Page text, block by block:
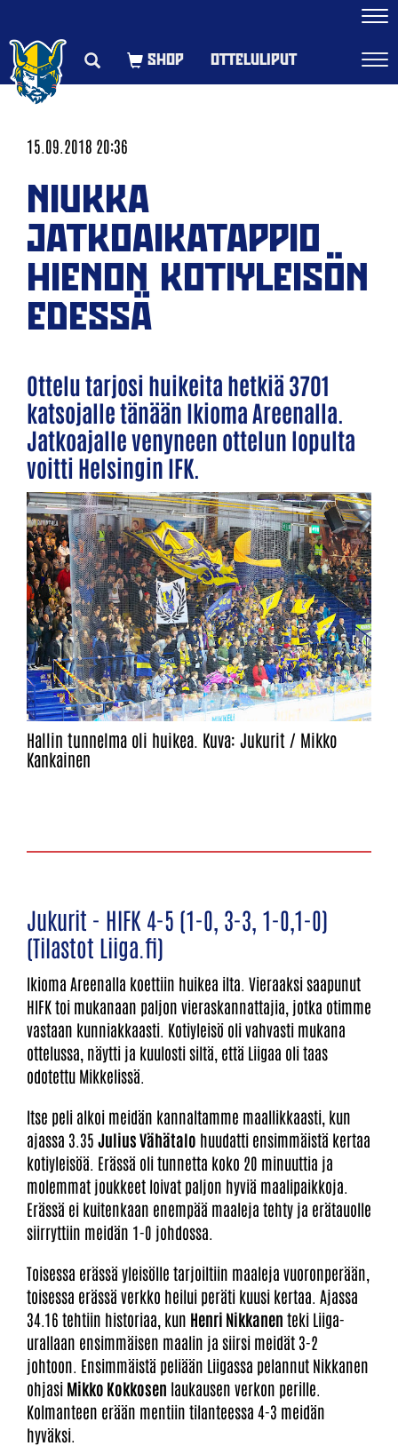
OTTELULIPUT
15.09.2018 20:36
NIUKKA
JATKOAIKATAPPIO
HIENON KOTIYLEISÖN
EDESSÄ
Ottelu tarjosi huikeita hetkiä 3701
katsojalle tänään Ikioma Areenalla.
Jatkoajalle venyneen ottelun lopulta
voitti Helsingin IFK.
Hallin tunnelma oli huikea. Kuva: Jukurit / Mikko
Kankainen
Jukurit - HIFK 4-5 (1-0, 3-3, 1-0,1-0)
(Tilastot Liiga.fi)
Ikioma Areenalla koettiin huikea ilta. Vieraaksi saapunut
HIFK toi mukanaan paljon vieraskannattajia, jotka otimme
vastaan kunniakkaasti. Kotiyleisö oli vahvasti mukana
ottelussa, näytti ja kuulosti siltä, että Liigaa oli taas
odotettu Mikkelissä.
Itse peli alkoi meidän kannaltamme maallikkaasti, kun
ajassa 3.35 Julius Vähätalo huudatti ensimmäistä kertaa
kotiyleisöä. Erässä oli tunnetta koko 20 minuuttia ja
molemmat joukkeet loivat paljon hyviä maalipaikkoja.
Erässä ei kuitenkaan enempää maaleja tehty ja erätauolle
siirryttiin meidän 1-0 johdossa.
Toisessa erässä yleisölle tarjoiltiin maaleja vuoronperään,
toisessa erässä verkko heilui peräti kuusi kertaa. Ajassa
34.16 tehtiin historiaa, kun Henri Nikkanen teki Liiga-
urallaan ensimmäisen maalin ja siirsi meidät 3-2
johtoon. Ensimmäistä peliään Liigassa pelannut Nikkanen
ohjasi Mikko Kokkosen laukausen verkon perille.
Kolmanteen erään mentiin tilanteessa 4-3 meidän
hyväksi.